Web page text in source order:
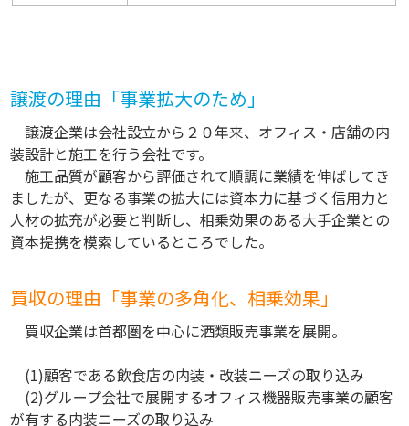
譲渡の理由「事業拡大のため」
譲渡企業は会社設立から２０年来、オフィス・店舗の内
装設計と施工を行う会社です。
施工品質が顧客から評価されて順調に業績を伸ばしてき
ましたが、更なる事業の拡大には資本力に基づく信用力と
人材の拡充が必要と判断し、相乗効果のある大手企業との
資本提携を模索しているところでした。
買収の理由「事業の多角化、相乗効果」
買収企業は首都圏を中心に酒類販売事業を展開。
(1)顧客である飲食店の内装・改装ニーズの取り込み
(2)グループ会社で展開するオフィス機器販売事業の顧客
が有する内装ニーズの取り込み